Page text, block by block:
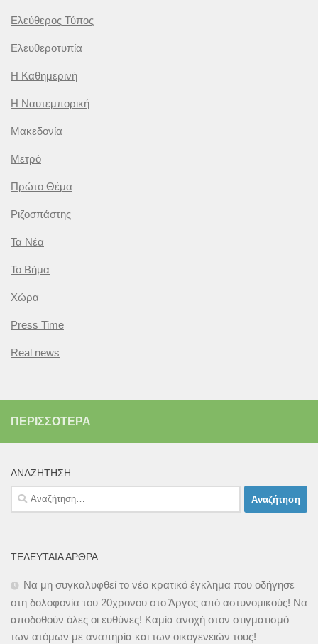
Ελεύθερος Τύπος
Ελευθεροτυπία
Η Καθημερινή
Η Ναυτεμπορική
Μακεδονία
Μετρό
Πρώτο Θέμα
Ριζοσπάστης
Τα Νέα
Το Βήμα
Χώρα
Press Time
Real news
ΠΕΡΙΣΣΌΤΕΡΑ
ΑΝΑΖΉΤΗΣΗ
Αναζήτηση
για:
ΤΕΛΕΥΤΑΊΑ ΆΡΘΡΑ
Να μη συγκαλυφθεί το νέο κρατικό έγκλημα που οδήγησε
στη δολοφονία του 20χρονου στο Άργος από αστυνομικούς! Να
αποδοθούν όλες οι ευθύνες! Καμία ανοχή στον στιγματισμό
των ατόμων με αναπηρία και των οικογενειών τους!